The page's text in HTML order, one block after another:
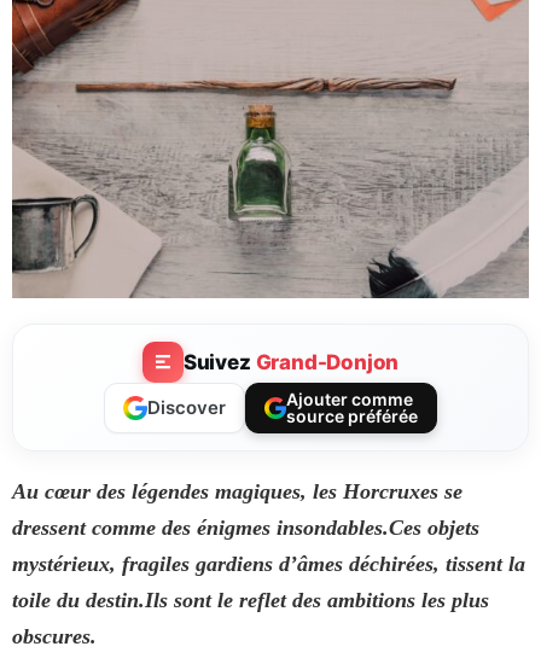
Suivez Grand-Donjon
Discover
Ajouter comme
source préférée
Au cœur des légendes magiques, les Horcruxes se
dressent comme des énigmes insondables.Ces objets
mystérieux, fragiles gardiens d’âmes déchirées, tissent la
toile du destin.Ils sont le reflet des ambitions les plus
obscures.